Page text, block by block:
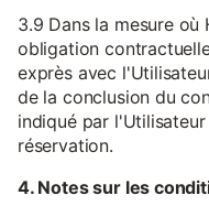
3.9 Dans la mesure où
obligation
exprès avec
de la conclusion du
indiqué par
réservation.
4. Notes sur les